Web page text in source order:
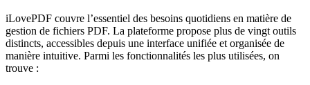
iLovePDF couvre l’essentiel des besoins quotidiens en matière de
gestion de fichiers PDF. La plateforme propose plus de vingt outils
distincts, accessibles depuis une interface unifiée et organisée de
manière intuitive. Parmi les fonctionnalités les plus utilisées, on
trouve :